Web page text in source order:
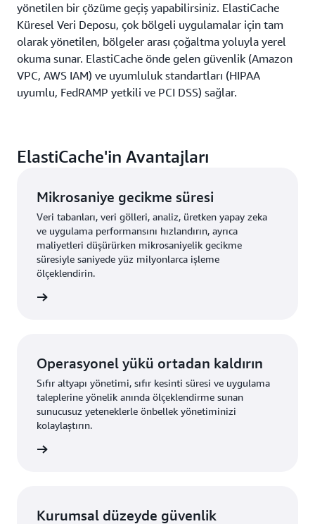
yönetilen bir çözüme geçiş yapabilirsiniz. ElastiCache
Küresel Veri Deposu, çok bölgeli uygulamalar için tam
olarak yönetilen, bölgeler arası çoğaltma yoluyla yerel
okuma sunar. ElastiCache önde gelen güvenlik (Amazon
VPC, AWS IAM) ve uyumluluk standartları (HIPAA
uyumlu, FedRAMP yetkili ve PCI DSS) sağlar.
ElastiCache'in Avantajları
Mikrosaniye gecikme süresi
Veri tabanları, veri gölleri, analiz, üretken yapay zeka
ve uygulama performansını hızlandırın, ayrıca
maliyetleri düşürürken mikrosaniyelik gecikme
süresiyle saniyede yüz milyonlarca işleme
ölçeklendirin.
Operasyonel yükü ortadan kaldırın
Sıfır altyapı yönetimi, sıfır kesinti süresi ve uygulama
taleplerine yönelik anında ölçeklendirme sunan
sunucusuz yeteneklerle önbellek yönetiminizi
kolaylaştırın.
Kurumsal düzeyde güvenlik